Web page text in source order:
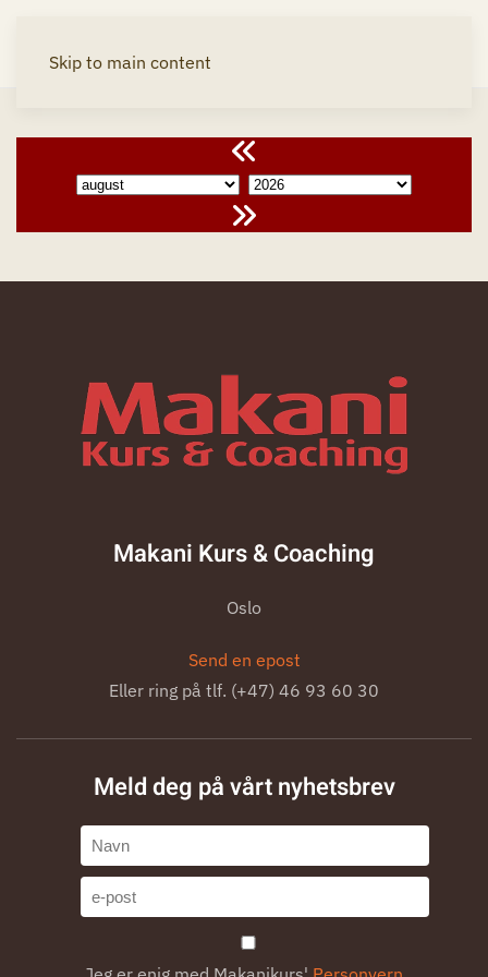
Skip to main content
Makani Kurs & Coaching
Oslo
Send en epost
Eller ring på tlf. (+47) 46 93 60 30
Meld deg på vårt nyhetsbrev